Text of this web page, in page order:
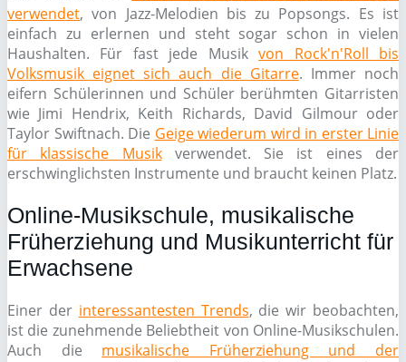
verwendet, von Jazz-Melodien bis zu Popsongs. Es ist
einfach zu erlernen und steht sogar schon in vielen
Haushalten. Für fast jede Musikvon Rock'n'Roll bis
Volksmusik eignet sich auch die Gitarre. Immer noch
eifern Schülerinnen und Schüler berühmten Gitarristen
wie Jimi Hendrix, Keith Richards, David Gilmour oder
Taylor Swiftnach. Die Geige wiederum wird in erster Linie
für klassische Musikverwendet. Sie ist eines der
erschwinglichsten Instrumente und braucht keinen Platz.
Online-Musikschule, musikalische
Früherziehung und Musikunterricht für
Erwachsene
Einer der interessantesten Trends, die wir beobachten,
ist die zunehmende Beliebtheit von Online-Musikschulen.
Auch die musikalische Früherziehung und der